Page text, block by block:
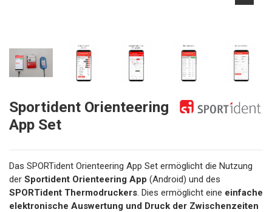
Sportident Orienteering
App Set
Das SPORTident Orienteering App Set ermöglicht die Nutzung
der Sportident Orienteering App (Android) und des
SPORTident Thermodruckers. Dies ermöglicht eine einfache
elektronische Auswertung und Druck der Zwischenzeiten